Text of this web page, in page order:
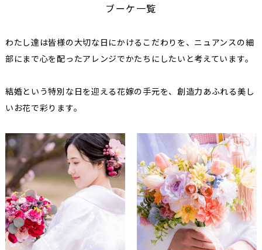
ブーケ一覧
わたし達は皆様の大切な日にかけるこだわりを、ニュアンスの細
部にまで心を配ったアレンジでかたちにしたいと考えています。
結婚という特別な日を迎える花嫁の手元を、創造力あふれる美し
いお花で彩ります。